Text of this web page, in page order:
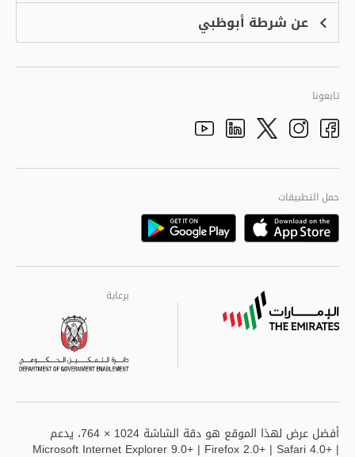
منصة التوظيف الذكية
الاسئلة الشائعة
خدمة أمان
الأخبارعن شرطة أبوظبي
الرؤية والرسالة والقيم
تاريخ شرطة أبوظبي
adpolice centers locations
الهيكل التنظيمي
الجودة العالمية
مراكز خدمة أبوظبى
تابعونا
Facebook
Instagram
Twitter
Linkedin
Youtube
حمل التطبيقات
Google
Playstore
برعاية
برعاية
أفضل عرض لهذا الموقع هو دقة الشاشة 1024 × 764، يدعم
Microsoft Internet Explorer 9.0+ | Firefox 2.0+ | Safari 4.0+ |